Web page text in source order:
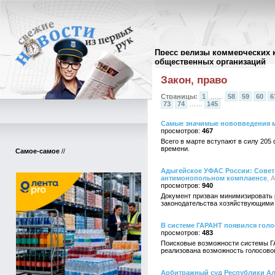
Пресс релизы коммерческих
общественных организаций
Самое-самое //
Архив пресс-релизов//
Закон, право
Страницы: 1 58 59 60
73
74 …… 145
Самые значимые нововведения
467
Всего в марте вступают в силу
времени.
Адыгейское УФАС России:
антимонопольном комплаенсе ,
940
Документ призван
законодательства
В системе ГАРАНТ появился
483
Поисковые возможности системы
реализована возможность
Арбитражный суд Республики